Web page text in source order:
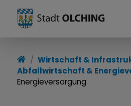
Wirtschaft &
Abfallwirtschaft &
Energieversorgung